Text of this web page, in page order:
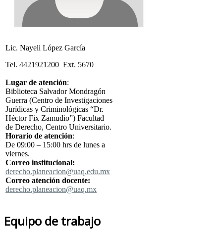
Lic. Nayeli López García
Tel. 4421921200 Ext. 5670
Lugar de atención:
Biblioteca Salvador Mondragón
Guerra (Centro de Investigaciones
Jurídicas y Criminológicas “Dr.
Héctor Fix Zamudio”) Facultad
de Derecho, Centro Universitario.
Horario de atención:
De 09:00 – 15:00 hrs de lunes a
viernes.
Correo institucional:
derecho.planeacion@uaq.edu.mx
Correo atención docente:
derecho.planeacion@uaq.mx
Equipo de trabajo